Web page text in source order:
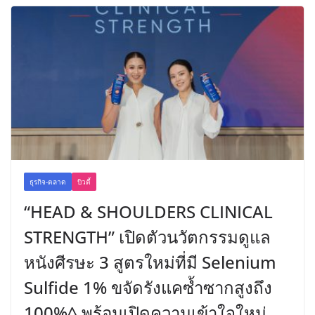
ธุรกิจ-ตลาด บิวตี้
“HEAD & SHOULDERS CLINICAL
STRENGTH” เปิดตัวนวัตกรรมดูแล
หนังศีรษะ 3 สูตรใหม่ที่มี Selenium
Sulfide 1% ขจัดรังแคซ้ำซากสูงถึง